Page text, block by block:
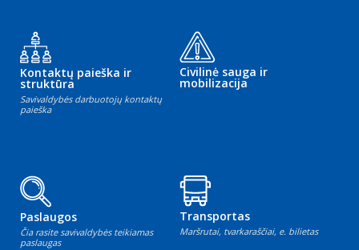
Kontaktų paieška ir
struktūra
Savivaldybės darbuotojų kontaktų
paieška
Civilinė sauga ir
mobilizacija
Paslaugos
Čia rasite savivaldybės teikiamas
paslaugas
Transportas
Maršrutai, tvarkaraščiai, e. bilietas